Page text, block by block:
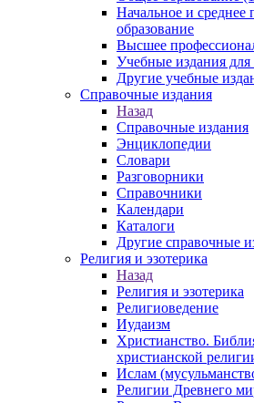
Начальное и среднее
образование
Высшее
Учебные издания для
Другие учебные
Справочные издания
Назад
Справочные издания
Энциклопедии
Словари
Разговорники
Справочники
Календари
Каталоги
Другие справочные
Религия и эзотерика
Назад
Религия и эзотерика
Религиоведение
Иудаизм
Христианство.
христианской
Ислам
Религии Древнего